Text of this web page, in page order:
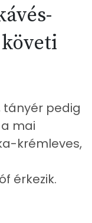
tányér pedig
mai
krémleves,
érkezik.